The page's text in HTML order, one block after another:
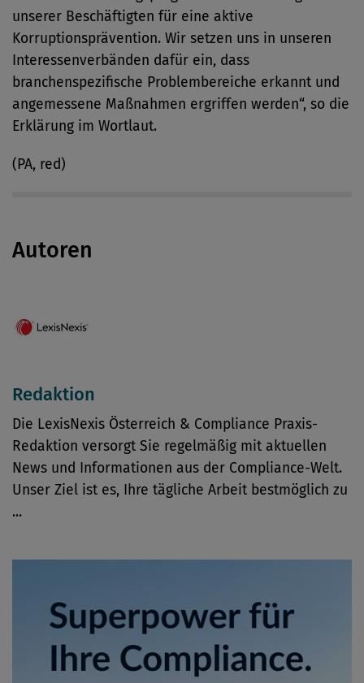
unserer Beschäftigten für eine aktive
Korruptionsprävention. Wir setzen uns in unseren
Interessenverbänden dafür ein, dass
branchenspezifische Problembereiche erkannt und
angemessene Maßnahmen ergriffen werden“, so die
Erklärung im Wortlaut.
(PA, red)
Autoren
Redaktion
Die LexisNexis Österreich & Compliance Praxis-
Redaktion versorgt Sie regelmäßig mit aktuellen
News und Informationen aus der Compliance-Welt.
Unser Ziel ist es, Ihre tägliche Arbeit bestmöglich zu
...